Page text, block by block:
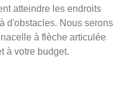
atteindre les endroits
d'obstacles. Nous serons
à flèche articulée
à votre budget.